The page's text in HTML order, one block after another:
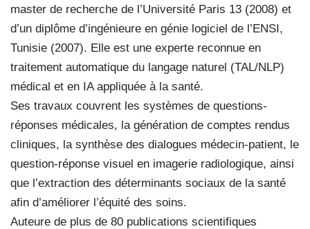
master de recherche de l’Université Paris 13 (2008) et
d’un diplôme d’ingénieure en génie logiciel de l’ENSI,
Tunisie (2007). Elle est une experte reconnue en
traitement automatique du langage naturel (TAL/NLP)
médical et en IA appliquée à la santé.
Ses travaux couvrent les systèmes de questions-
réponses médicales, la génération de comptes rendus
cliniques, la synthèse des dialogues médecin-patient, le
question-réponse visuel en imagerie radiologique, ainsi
que l’extraction des déterminants sociaux de la santé
afin d’améliorer l’équité des soins.
Auteure de plus de 80 publications scientifiques